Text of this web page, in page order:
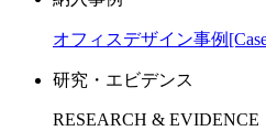
オフィスデザイン事例
研究・エビデンス
RESEARCH & EVIDENCE